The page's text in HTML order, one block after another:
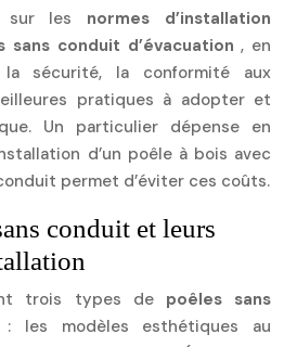
sur les normes d’installation
sans conduit d’évacuation, en
sécurité, la conformité aux
pratiques à adopter et
Un particulier dépense en
d’un poêle à bois avec
permet d’éviter ces coûts.
conduit et leurs
trois types de poêles sans
: les modèles esthétiques au